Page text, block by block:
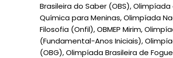
Brasileira do Saber (OBS),
Química para Meninas, Olimpíada
Filosofia (Onfil), OBMEP Mirim,
(Fundamental-Anos Iniciais),
(OBG), Olimpíada Brasileira de